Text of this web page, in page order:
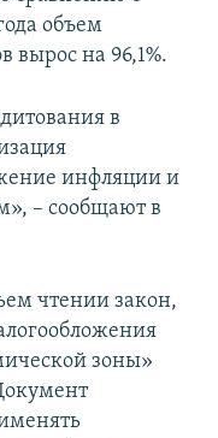
объем
на 96,1%.
в
инфляции и
– сообщают в
чтении закон,
зоны»